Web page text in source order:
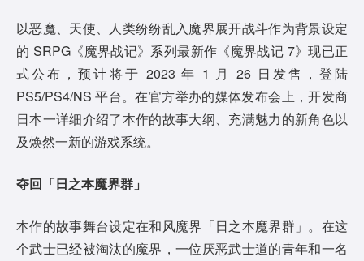
以恶魔、天使、人类纷纷乱入魔界展开战斗作为背景设定
的 SRPG《魔界战记》系列最新作《魔界战记 7》现已正
式公布，预计将于 2023 年 1 月 26 日发售，登陆
PS5/PS4/NS 平台。在官方举办的媒体发布会上，开发商
日本一详细介绍了本作的故事大纲、充满魅力的新角色以
及焕然一新的游戏系统。
夺回「日之本魔界群」
本作的故事舞台设定在和风魔界「日之本魔界群」。在这
个武士已经被淘汰的魔界，一位厌恶武士道的青年和一名